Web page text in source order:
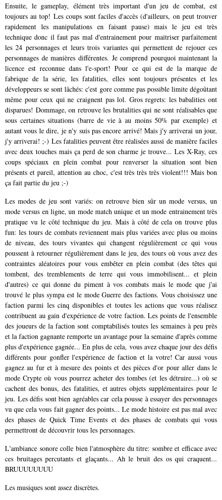
Ensuite, le gameplay, élément très important d'un jeu de combat, est
toujours au top! Les coups sont faciles d'accès (d'ailleurs, on peut trouver
rapidement les manipulations en faisant pause) mais le jeu est très
technique donc il faut pas mal d'entrainement pour maitriser parfaitement
les 24 personnages et leurs trois variantes qui permettent de rejouer ces
personnages de manières différentes. Je comprend pourquoi maintenant la
licence est reconnue dans l'e-sport! Pour ce qui est de la marque de
fabrique de la série, les fatalities, elles sont toujours présentes et les
développeurs se sont lâchés: c'est gore comme pas possible limite dégoûtant
même pour ceux qui ne craignent pas lol. Gros regrets: les babalities ont
disparues! Dommage, on retrouve les brutalities qui ne sont réalisables que
sous certaines situations (barre de vie à au moins 50% par exemple) et
autant vous le dire, je n'y suis pas encore arrivé! Mais j'y arriverai un jour,
j'y arriverai! ;-) Les fatalities peuvent être réalisées aussi de manière faciles
avec deux touches mais ça perd de son charme je trouve... Les X-Ray, ces
coups spéciaux en plein combat pour renverser la situation sont bien
présents et pareil, attention au choc, c'est très très très violent!!! Mais bon
ça fait partie du jeu ;-)
Les modes de jeu sont variés: on retrouve bien sûr un mode versus, un
mode versus en ligne, un mode match unique et un mode entrainement très
pratique vu le côté technique du jeu. Mais à côté de cela on trouve plus
fun: les tours de combats reviennent mais plus variées avec plus ou moins
de niveau, des tours vivantes qui changent régulièrement ce qui vous
poussent à retourner régulièrement dans le jeu, des tours où vous avez des
contraintes aléatoires pour vous embêter en plein combat (des têtes qui
tombent, des tremblements de terre qui vous immobilisent... et plein
d'autres) ce qui donne du piment à vos combats mais le mode que j'ai
trouvé le plus sympa est le mode Guerre des factions. Vous choisissez une
faction parmi les cinq disponibles et toutes les actions que vous réalisez
contribuent au gain d'expérience de votre faction. Les points de l'ensemble
des joueurs de la faction sont comptabilisés toutes les semaines à peu près
et la faction gagnante remporte un avantage pour la semaine d'après comme
plus d'expérience gagnée... En plus de cela, vous avez chaque jour des défis
différents pour gonfler l'expérience de faction et la votre! Car aussi vous
gagnez au fur et à mesure des points et des pièces d'or pour aller dans le
mode Crypte où vous pourrez acheter des tombes (et les détruire...) où se
cachent des bonus, des fatalities, et autres objets supplémentaires pour le
jeu. Les défis sont bien agréables car cela pousse à essayer des personnages
vu que cela vous fait gagner des points... Le mode histoire est pas mal avec
des phases de Quick Time Events et des phases de combats qui vous
permettront de découvrir tous les personnages.
L'ambiance sonore colle bien l'atmosphère du titre: sombre et efficace avec
ces bruitages percutants et glaçants... Ah le bruit des os qui craquent...
BRUUUUUUUU
Les musiques sont assez discrètes.